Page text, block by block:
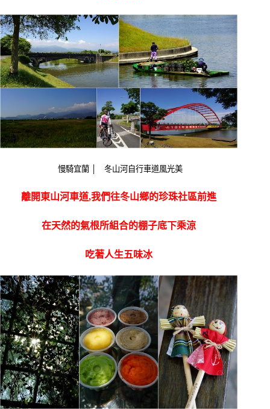
慢騎宜蘭 │ 冬山河自行車道風光美
離開東山河車道,我們往冬山鄉的珍珠社區前進
在天然的氣根所組合的棚子底下乘涼
吃著人生五味冰